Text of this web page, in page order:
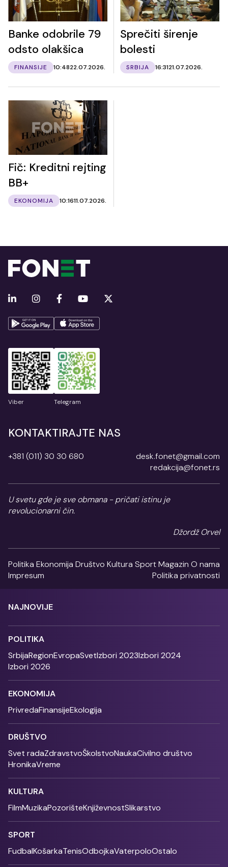
Banke odobrile 79
odsto olakšica
FINANSIJE 10:4822.07.2026.
Sprečiti širenje
bolesti
SRBIJA 16:3121.07.2026.
Fič: Kreditni rejting
BB+
EKONOMIJA 10:1611.07.2026.
Viber Telegram
KONTAKTIRAJTE NAS
+381 (011) 30 30 680
desk.fonet@gmail.com
redakcija@fonet.rs
U svetu gde je sve obmana - pričati istinu je
revolucionarni čin.
Džordž Orvel
Politika Ekonomija Društvo Kultura SportMagazin O nama
Impresum
Politika privatnosti
NAJNOVIJE
POLITIKA
SrbijaRegionEvropaSvetIzbori 2023Izbori 2024
Izbori 2026
EKONOMIJA
PrivredaFinansijeEkologija
DRUŠTVO
Svet radaZdravstvoŠkolstvoNaukaCivilno društvo
HronikaVreme
KULTURA
FilmMuzikaPozorišteKnjiževnostSlikarstvo
SPORT
FudbalKošarkaTenisOdbojkaVaterpoloOstalo